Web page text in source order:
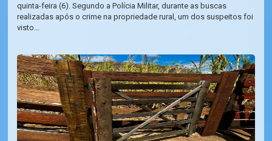
quinta-feira (6). Segundo a Polícia Militar, durante as buscas
realizadas após o crime na propriedade rural, um dos suspeitos foi
visto...